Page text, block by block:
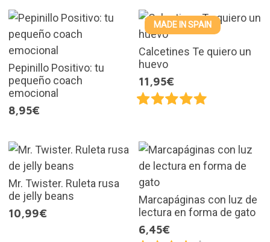
Pepinillo Positivo: tu
pequeño coach
emocional
8,95€
MADE IN SPAIN
Calcetines Te quiero un
huevo
11,95€
Mr. Twister. Ruleta rusa
de jelly beans
10,99€
Marcapáginas con luz de
lectura en forma de gato
6,45€